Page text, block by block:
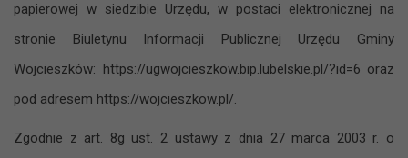
papierowej w siedzibie Urzędu, w postaci elektronicznej na
stronie Biuletynu Informacji Publicznej Urzędu Gminy
Wojcieszków: https://ugwojcieszkow.bip.lubelskie.pl/?id=6 oraz
pod adresem https://wojcieszkow.pl/.
Zgodnie z art. 8g ust. 2 ustawy z dnia 27 marca 2003 r. o